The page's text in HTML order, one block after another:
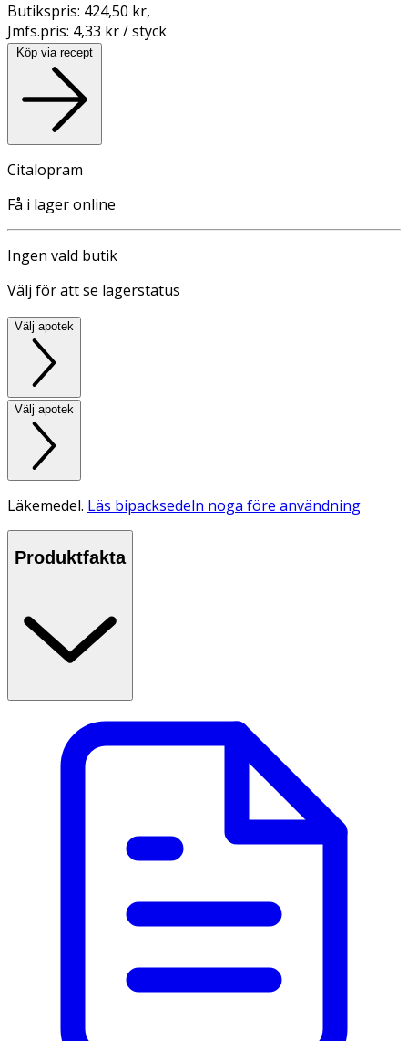
Butikspris: 424,50 kr,
Jmfs.pris: 4,33 kr / styck
Köp via recept
Citalopram
Få i lager online
Ingen vald butik
Välj för att se lagerstatus
Välj apotek
Välj apotek
Läkemedel. Läs bipacksedeln noga före användning
Produktfakta